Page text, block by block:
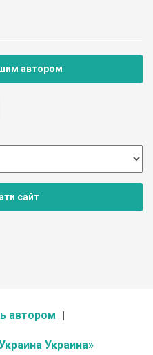
автором
сайт
автором
Украина»